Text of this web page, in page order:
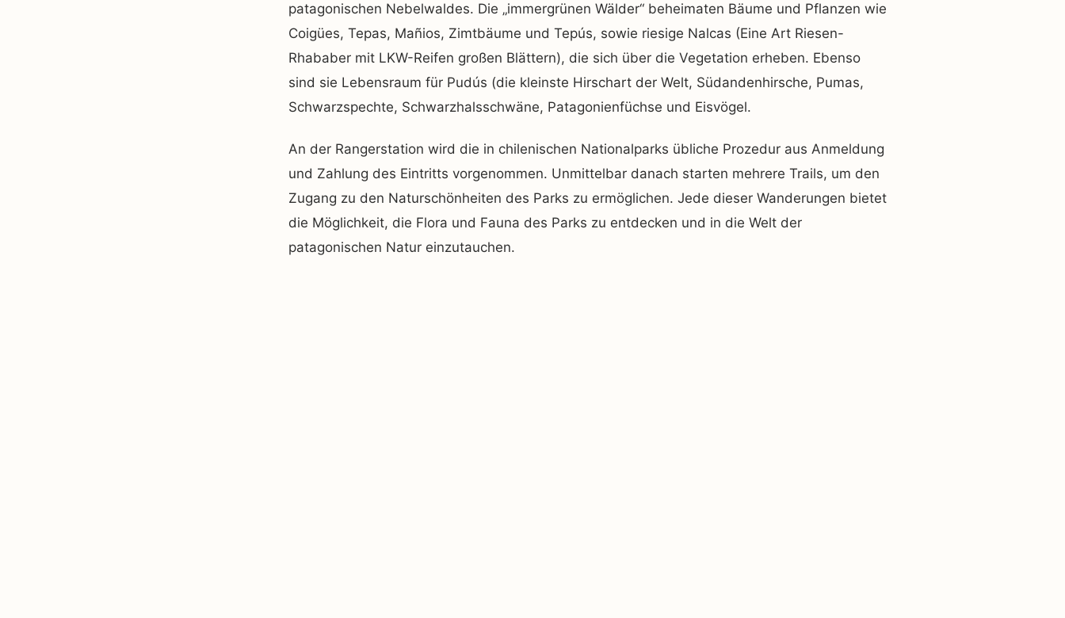
patagonischen Nebelwaldes. Die „immergrünen Wälder“ beheimaten Bäume und Pflanzen wie
Coigües, Tepas, Mañios, Zimtbäume und Tepús, sowie riesige Nalcas (Eine Art Riesen-
Rhababer mit LKW-Reifen großen Blättern), die sich über die Vegetation erheben. Ebenso
sind sie Lebensraum für Pudús (die kleinste Hirschart der Welt, Südandenhirsche, Pumas,
Schwarzspechte, Schwarzhalsschwäne, Patagonienfüchse und Eisvögel.
An der Rangerstation wird die in chilenischen Nationalparks übliche Prozedur aus Anmeldung
und Zahlung des Eintritts vorgenommen. Unmittelbar danach starten mehrere Trails, um den
Zugang zu den Naturschönheiten des Parks zu ermöglichen. Jede dieser Wanderungen bietet
die Möglichkeit, die Flora und Fauna des Parks zu entdecken und in die Welt der
patagonischen Natur einzutauchen.